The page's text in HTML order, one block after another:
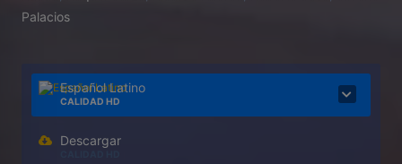
Palacios
Español Latino
CALIDAD HD
Descargar